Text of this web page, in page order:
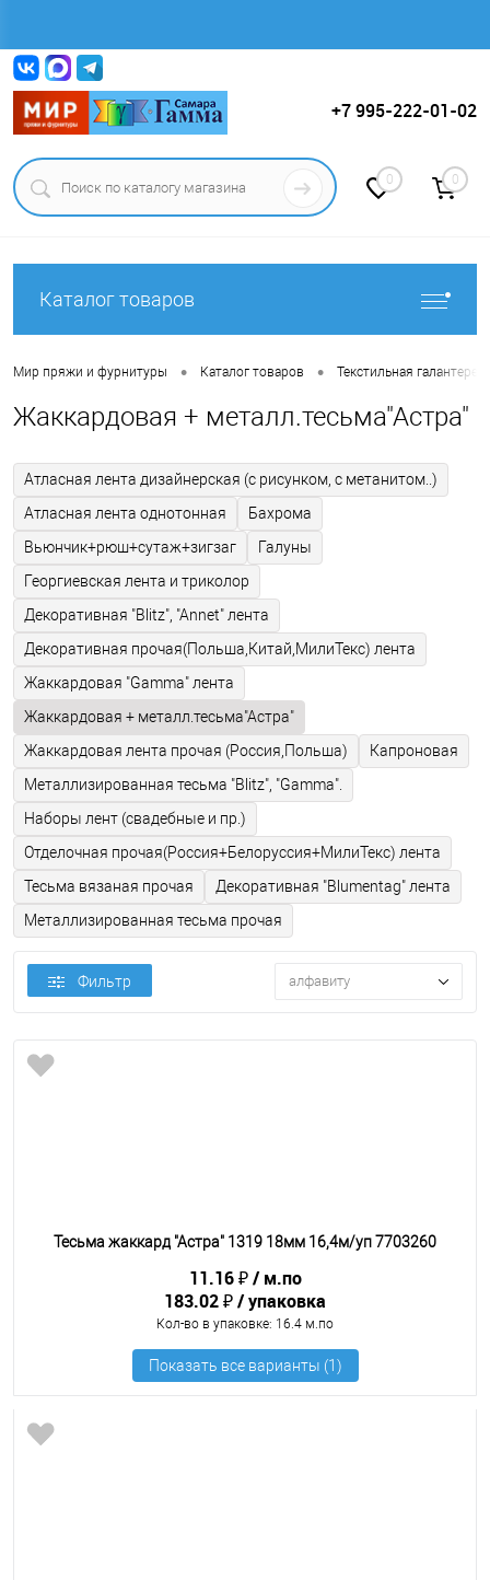
+7 995-222-01-02
0 0
Каталог товаров
Мир пряжи и фурнитуры • Каталог товаров • Текстильная
Жаккардовая + металл.тесьма"Астра"
Атласная лента дизайнерская (с рисунком, с метанитом..)
Атласная лента однотонная
Бахрома
Вьюнчик+рюш+сутаж+зигзаг
Галуны
Георгиевская лента и триколор
Декоративная "Blitz", "Annet" лента
Декоративная прочая(Польша,Китай,МилиТекс) лента
Жаккардовая "Gamma" лента
Жаккардовая + металл.тесьма"Астра"
Жаккардовая лента прочая (Россия,Польша)
Капроновая
Металлизированная тесьма "Blitz", "Gamma".
Наборы лент (свадебные и пр.)
Отделочная прочая(Россия+Белоруссия+МилиТекс) лента
Тесьма вязаная прочая
Декоративная "Blumentag" лента
Металлизированная тесьма прочая
Фильтр алфавиту
Тесьма жаккард "Астра" 1319 18мм 16,4м/уп 7703260
11.16 ₽
м.по
183.02 ₽
упаковка
Кол-во в упаковке: 16.4 м.по